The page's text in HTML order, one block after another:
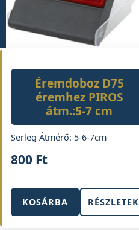
Éremdoboz D75
éremhez PIROS
átm.:5-7 cm
Serleg Átmérő: 5-6-7cm
800 Ft
KOSÁRBA RÉSZLETEK